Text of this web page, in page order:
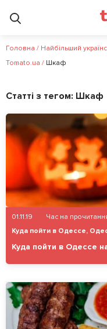
Головна / Найбільший
Tomato.ua / Шкаф
Статті з тегом: Шкаф
01.11.19 Час на
Куда пойти в Одессе,
Куда пойти в Одессе